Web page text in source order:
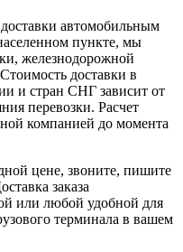
автомобильным
пункте, мы
железнодорожной
доставки в
и стран СНГ зависит от
перевозки. Расчет
компанией до момента
цене, звоните, пишите
заказа
или любой удобной для
терминала в вашем